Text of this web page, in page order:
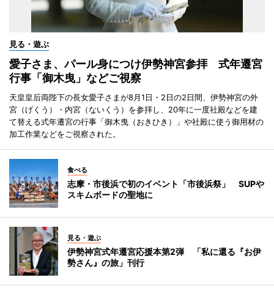
見る・遊ぶ
愛子さま、パール身につけ伊勢神宮参拝 式年遷宮
行事「御木曳」などご視察
天皇皇后両陛下の長女愛子さまが8月1日・2日の2日間、伊勢神宮の外
宮（げくう）・内宮（ないくう）を参拝し、20年に一度社殿などを建
て替える式年遷宮の行事「御木曳（おきひき）」や社殿に使う御用材の
加工作業などをご視察された。
食べる
志摩・市後浜で初のイベント「市後浜祭」 SUPや
スキムボードの聖地に
見る・遊ぶ
伊勢神宮式年遷宮応援本第2弾 「私に還る『お伊
勢さん』の旅」刊行